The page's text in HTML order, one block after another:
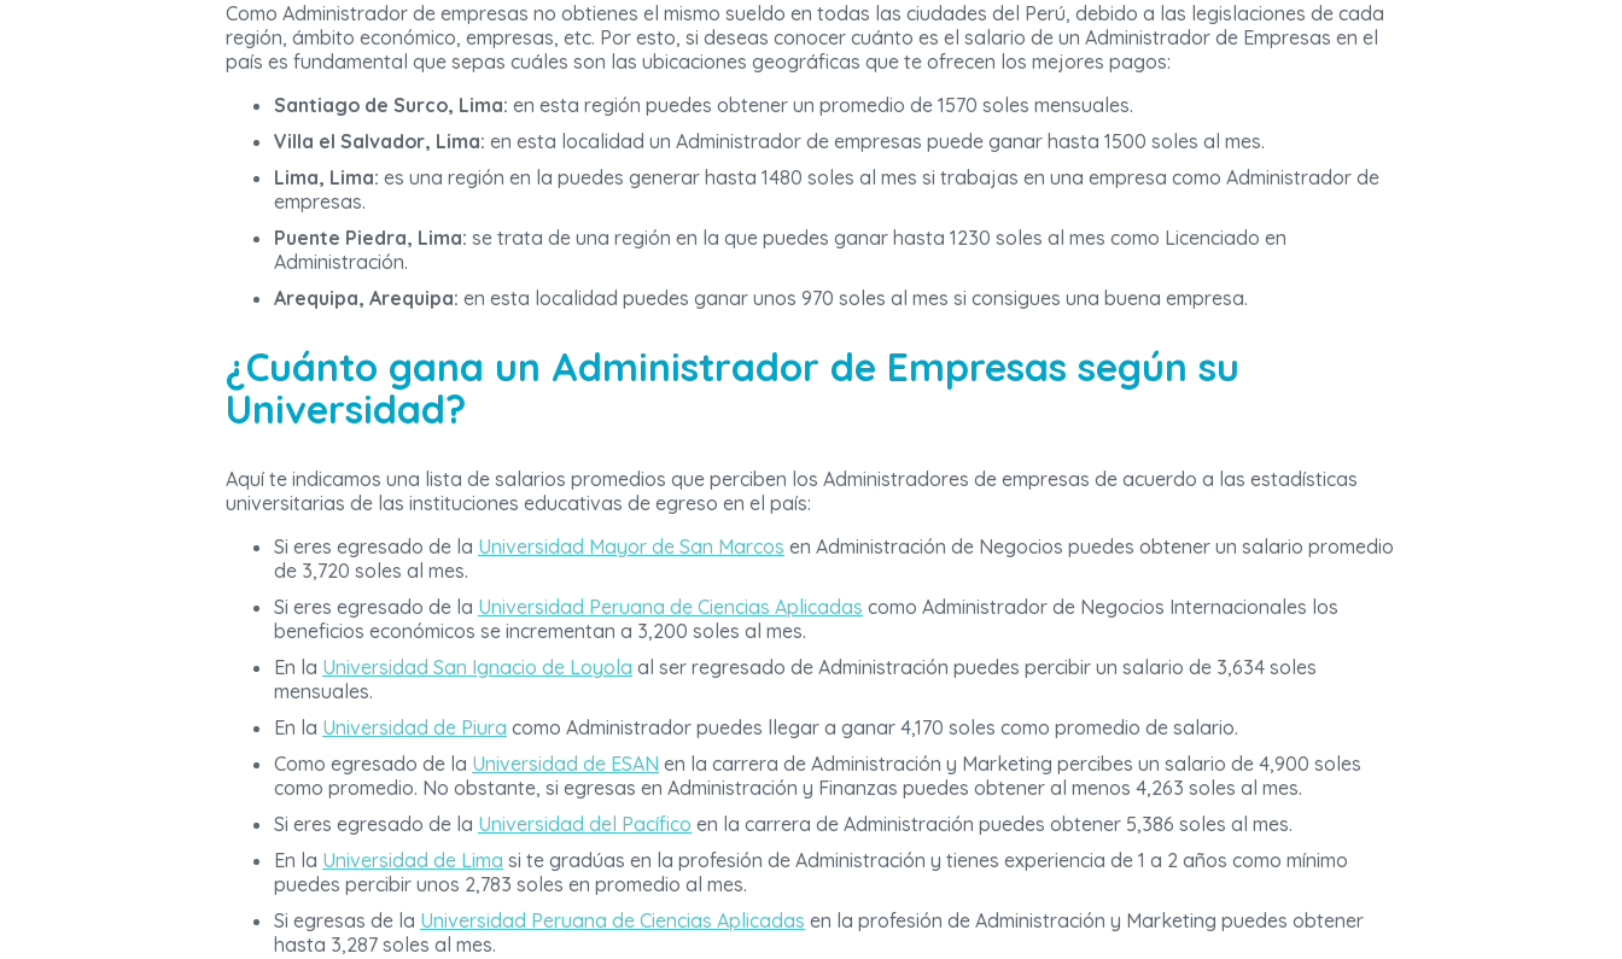
Como Administrador de empresas no obtienes el mismo sueldo en todas las ciudades del Perú, debido a las legislaciones de cada
región, ámbito económico, empresas, etc. Por esto, si deseas conocer cuánto es el salario de un Administrador de Empresas en el
país es fundamental que sepas cuáles son las ubicaciones geográficas que te ofrecen los mejores pagos:
Santiago de Surco, Lima: en esta región puedes obtener un promedio de 1570 soles mensuales.
Villa el Salvador, Lima: en esta localidad un Administrador de empresas puede ganar hasta 1500 soles al mes.
Lima, Lima: es una región en la puedes generar hasta 1480 soles al mes si trabajas en una empresa como Administrador de
empresas.
Puente Piedra, Lima: se trata de una región en la que puedes ganar hasta 1230 soles al mes como Licenciado en
Administración.
Arequipa, Arequipa: en esta localidad puedes ganar unos 970 soles al mes si consigues una buena empresa.
¿Cuánto gana un Administrador de Empresas según su
Universidad?
Aquí te indicamos una lista de salarios promedios que perciben los Administradores de empresas de acuerdo a las estadísticas
universitarias de las instituciones educativas de egreso en el país:
Si eres egresado de la Universidad Mayor de San Marcos en Administración de Negocios puedes obtener un salario promedio
de 3,720 soles al mes.
Si eres egresado de la Universidad Peruana de Ciencias Aplicadas como Administrador de Negocios Internacionales los
beneficios económicos se incrementan a 3,200 soles al mes.
En la Universidad San Ignacio de Loyola al ser regresado de Administración puedes percibir un salario de 3,634 soles
mensuales.
En la Universidad de Piura como Administrador puedes llegar a ganar 4,170 soles como promedio de salario.
Como egresado de la Universidad de ESAN en la carrera de Administración y Marketing percibes un salario de 4,900 soles
como promedio. No obstante, si egresas en Administración y Finanzas puedes obtener al menos 4,263 soles al mes.
Si eres egresado de la Universidad del Pacífico en la carrera de Administración puedes obtener 5,386 soles al mes.
En la Universidad de Lima si te gradúas en la profesión de Administración y tienes experiencia de 1 a 2 años como mínimo
puedes percibir unos 2,783 soles en promedio al mes.
Si egresas de la Universidad Peruana de Ciencias Aplicadas en la profesión de Administración y Marketing puedes obtener
hasta 3,287 soles al mes.